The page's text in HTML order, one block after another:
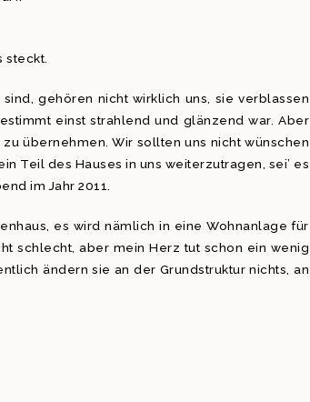
steckt.
gehören nicht wirklich uns, sie verblassen
einst strahlend und glänzend war. Aber
übernehmen. Wir sollten uns nicht wünschen
Teil des Hauses in uns weiterzutragen, sei’ es
im Jahr 2011.
es wird nämlich in eine Wohnanlage für
schlecht, aber mein Herz tut schon ein wenig
ändern sie an der Grundstruktur nichts, an